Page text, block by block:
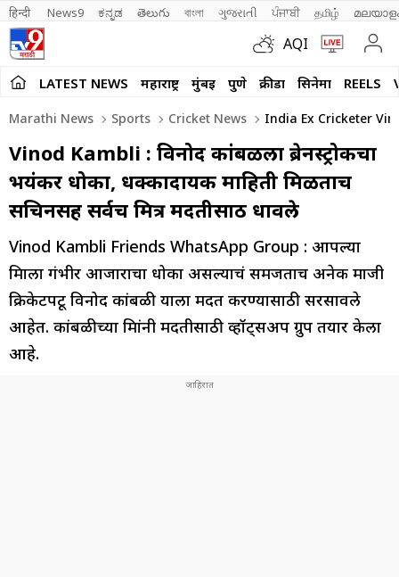
हिन्दी News9 ಕನ್ನಡ తెలుగు বাংলা ગુજરાતી ਪੰਜਾਬੀ தமிழ்
AQI
LATEST NEWS महाराष्ट्र मुंबई पुणे क्रीडा सिनेमा REELS
Marathi News Sports Cricket News India Ex Cricketer
Vinod Kambli : विनोद कांबळीला ब्रेनस्ट्रोकचा
भयंकर धोका, धक्कादायक माहिती मिळताच
सचिनसह सर्वच मित्र मदतीसाठी धावले
Vinod Kambli Friends WhatsApp Group : आपल्या
मित्राला गंभीर आजाराचा धोका असल्याचं समजताच अनेक माजी
क्रिकेटपटू विनोद कांबळी याला मदत करण्यासाठी सरसावले
आहेत. कांबळीच्या मित्रांनी मदतीसाठी व्हॉट्सअप ग्रुप तयार केला
आहे.